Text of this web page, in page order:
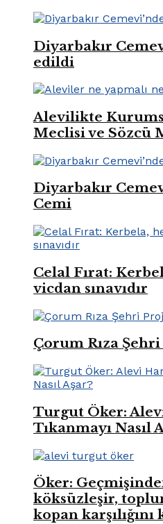
Diyarbakır
edildi
Alevilikte
Meclisi ve Sözcü
Diyarbakır
Cemi
Celal Fırat:
vicdan sınavıdır
Çorum Rıza
Turgut Öker:
Tıkanmayı Nasıl
Öker:
köksüzleşir,
kopan karşılığını